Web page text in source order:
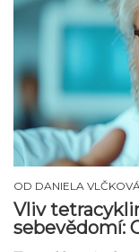
OD DANIELA
Vliv
sebevědomí: